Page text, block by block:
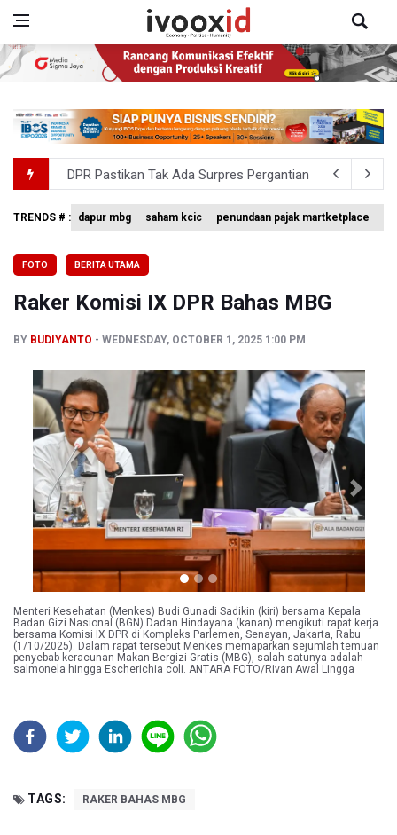
DPR Pastikan Tak Ada Surpres Pergantian Kapolri
Pemerintah Tambah Penempatan Dana SAL di Himbara
4 Barang Ini Ternyata Beratnya Gak Sampai 300 Gram,
Tak Mampu Bayar Gaji ASN, Ratusan Pemda Dapat
TRENDS # : dapur mbg saham kcic penundaan pajak martketplace
FOTO BERITA UTAMA
Raker Komisi IX DPR Bahas MBG
BY BUDIYANTO WEDNESDAY, OCTOBER 1, 2025 1:00 PM
Previous Next
Menteri Kesehatan (Menkes) Budi Gunadi Sadikin (kiri) bersama Kepala
Badan Gizi Nasional (BGN) Dadan Hindayana (kanan) mengikuti rapat kerja
bersama Komisi IX DPR di Kompleks Parlemen, Senayan, Jakarta, Rabu
(1/10/2025). Dalam rapat tersebut Menkes memaparkan sejumlah temuan
penyebab keracunan Makan Bergizi Gratis (MBG), salah satunya adalah
salmonela hingga Escherichia coli. ANTARA FOTO/Rivan Awal Lingga
TAGS: RAKER BAHAS MBG